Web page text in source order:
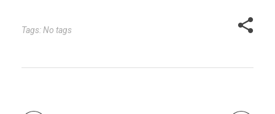
este texto, exploraré
Tags: No tags